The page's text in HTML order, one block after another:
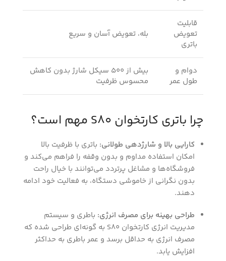
قابلیت
تعویض
باتری
بله، تعویض آسان و سریع
دوام و
طول عمر
بیش از 500 سیکل شارژ بدون کاهش
محسوس ظرفیت
چرا باتری کارتخوان S80 مهم است؟
کارایی بالا و شارژدهی طولانی: باتری با ظرفیت بالا
امکان استفاده مداوم و بدون وقفه را فراهم می‌کند و
فروشگاه‌ها و مشاغل پرتردد می‌توانند با خیال راحت
بدون نگرانی از خاموشی دستگاه، به فعالیت خود ادامه
دهند.
طراحی بهینه برای مصرف انرژی: باطری و سیستم
مدیریت انرژی کارتخوان S80 به گونه‌ای طراحی شده که
مصرف انرژی به حداقل برسد و عمر باطری به حداکثر
افزایش یابد.